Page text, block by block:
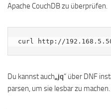
Apache CouchDB zu überprüfen.
curl http://
Du kannst auch„jq“ über DNF
parsen, um sie lesbar zu machen.